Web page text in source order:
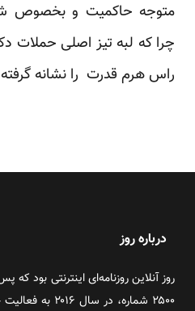
متوجه حاکمیت و بخصوص
چرا که لبه تیز اصلی حملات
راس هرم قدرت را نشانه
درباره روز
۲۵۰۰ شماره، در